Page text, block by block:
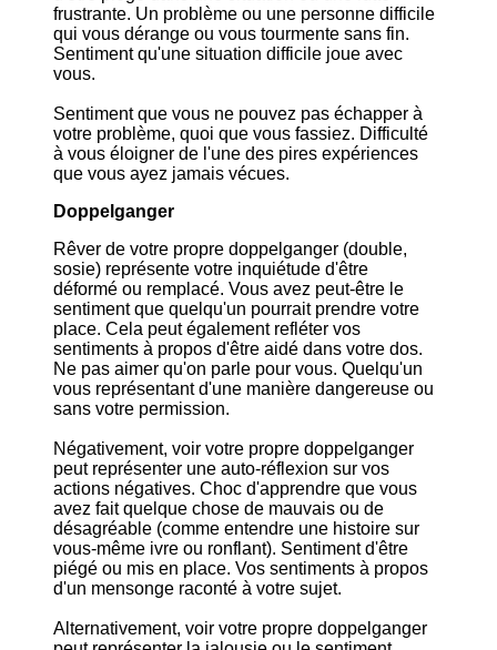
frustrante. Un problème ou une personne difficile
qui vous dérange ou vous tourmente sans fin.
Sentiment qu'une situation difficile joue avec
vous.
Sentiment que vous ne pouvez pas échapper à
votre problème, quoi que vous fassiez. Difficulté
à vous éloigner de l'une des pires expériences
que vous ayez jamais vécues.
Doppelganger
Rêver de votre propre doppelganger (double,
sosie) représente votre inquiétude d'être
déformé ou remplacé. Vous avez peut-être le
sentiment que quelqu'un pourrait prendre votre
place. Cela peut également refléter vos
sentiments à propos d'être aidé dans votre dos.
Ne pas aimer qu'on parle pour vous. Quelqu'un
vous représentant d'une manière dangereuse ou
sans votre permission.
Négativement, voir votre propre doppelganger
peut représenter une auto-réflexion sur vos
actions négatives. Choc d'apprendre que vous
avez fait quelque chose de mauvais ou de
désagréable (comme entendre une histoire sur
vous-même ivre ou ronflant). Sentiment d'être
piégé ou mis en place. Vos sentiments à propos
d'un mensonge raconté à votre sujet.
Alternativement, voir votre propre doppelganger